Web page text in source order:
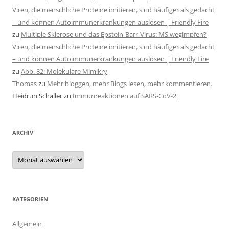
Viren, die menschliche Proteine imitieren, sind häufiger als gedacht
– und können Autoimmunerkrankungen auslösen | Friendly Fire
zu Multiple Sklerose und das Epstein-Barr-Virus: MS wegimpfen?
Viren, die menschliche Proteine imitieren, sind häufiger als gedacht
– und können Autoimmunerkrankungen auslösen | Friendly Fire
zu Abb. 82: Molekulare Mimikry
Thomaszu Mehr bloggen, mehr Blogs lesen, mehr kommentieren.
Heidrun Schallerzu Immunreaktionen auf SARS-CoV-2
ARCHIV
Archiv
KATEGORIEN
Allgemein